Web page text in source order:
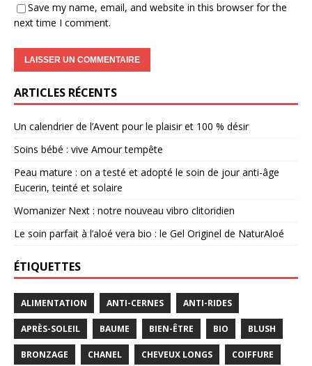
Save my name, email, and website in this browser for the
next time I comment.
ARTICLES RÉCENTS
Un calendrier de l’Avent pour le plaisir et 100 % désir
Soins bébé : vive Amour tempête
Peau mature : on a testé et adopté le soin de jour anti-âge
Eucerin, teinté et solaire
Womanizer Next : notre nouveau vibro clitoridien
Le soin parfait à l’aloé vera bio : le Gel Originel de NaturAloé
ÉTIQUETTES
ALIMENTATION ANTI-CERNES ANTI-RIDES
APRÈS-SOLEIL BAUME BIEN-ÊTRE BIO BLUSH
BRONZAGE CHANEL CHEVEUX LONGS COIFFURE